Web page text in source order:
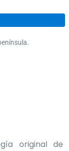
original de